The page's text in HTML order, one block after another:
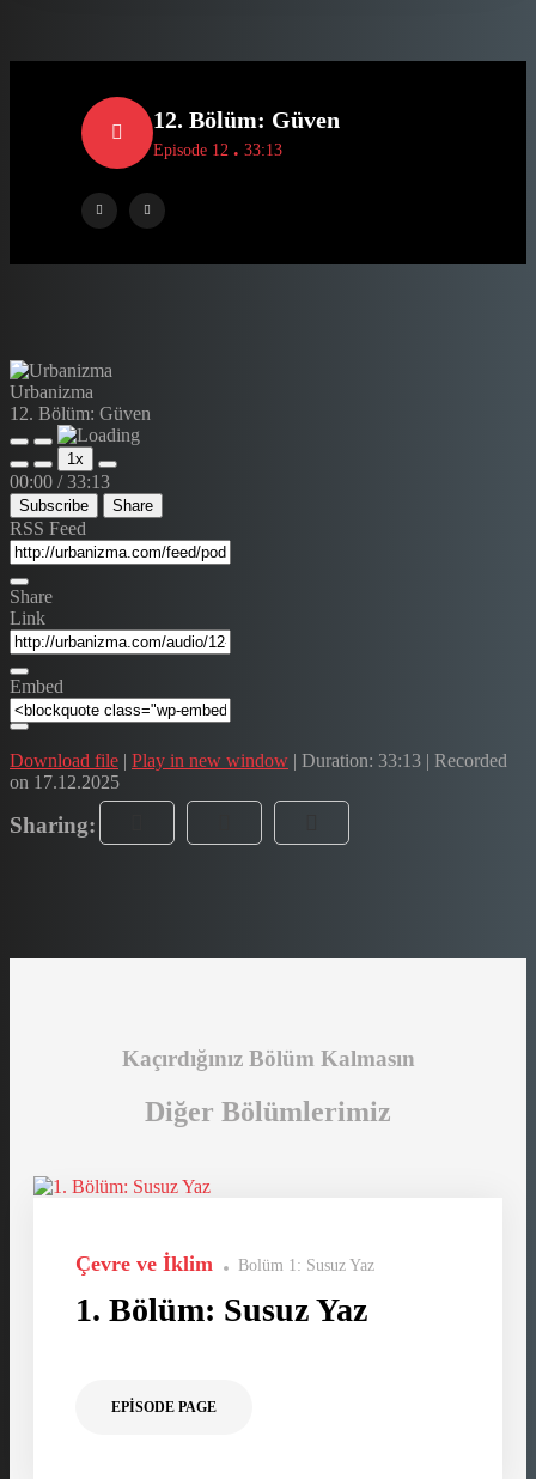
12. Bölüm: Güven
Episode 12 . 33:13
Urbanizma
12. Bölüm: Güven
1x
00:00 / 33:13
Subscribe Share
RSS Feed
Share
Link
Embed
Download file | Play in new window | Duration: 33:13 | Recorded
on 17.12.2025
Sharing:
Kaçırdığınız Bölüm Kalmasın
Diğer Bölümlerimiz
Çevre ve İklim Bolüm 1: Susuz Yaz
1. Bölüm: Susuz Yaz
EPISODE PAGE